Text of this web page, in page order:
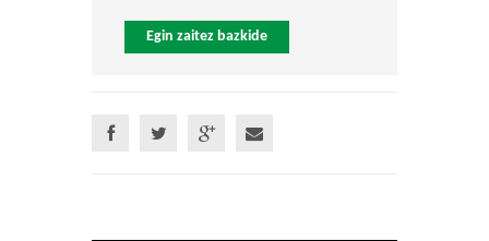
Egin zaitez bazkide